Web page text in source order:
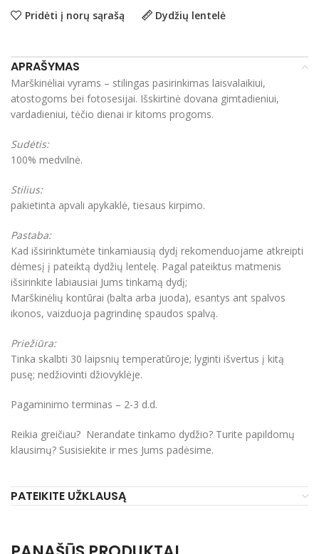
Pridėti į norų sąrašą Dydžių lentelė
APRAŠYMAS
Marškinėliai vyrams – stilingas pasirinkimas laisvalaikiui,
atostogoms bei fotosesijai. Išskirtinė dovana gimtadieniui,
vardadieniui, tėčio dienai ir kitoms progoms.
Sudėtis:
100% medvilnė.
Stilius:
pakietinta apvali apykaklė, tiesaus kirpimo.
Pastaba:
Kad išsirinktumėte tinkamiausią dydį rekomenduojame atkreipti
dėmesį į pateiktą dydžių lentelę. Pagal pateiktus matmenis
išsirinkite labiausiai Jums tinkamą dydį;
Marškinėlių kontūrai (balta arba juoda), esantys ant spalvos
ikonos, vaizduoja pagrindinę spaudos spalvą.
Priežiūra:
Tinka skalbti 30 laipsnių temperatūroje; lyginti išvertus į kitą
pusę; nedžiovinti džiovyklėje.
Pagaminimo terminas – 2-3 d.d.
Reikia greičiau? Nerandate tinkamo dydžio? Turite papildomų
klausimų? Susisiekite ir mes Jums padėsime.
PATEIKITE UŽKLAUSĄ